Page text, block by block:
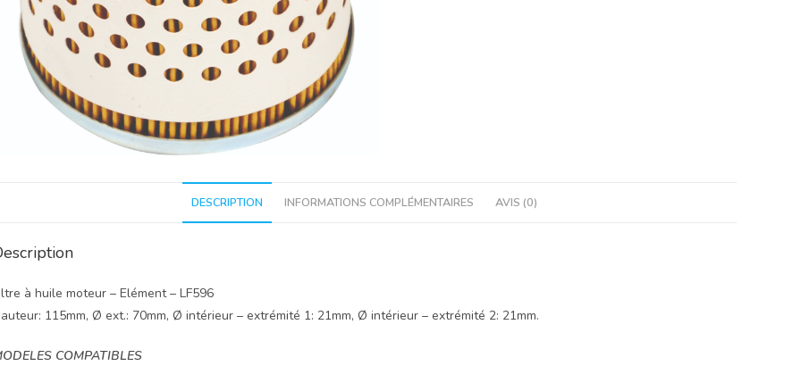
DESCRIPTION INFORMATIONS COMPLÉMENTAIRES AVIS (0)
à huile moteur – Elément – LF596
115mm, Ø ext.: 70mm, Ø intérieur – extrémité 1: 21mm, Ø intérieur – extrémité 2: 21mm.
COMPATIBLES